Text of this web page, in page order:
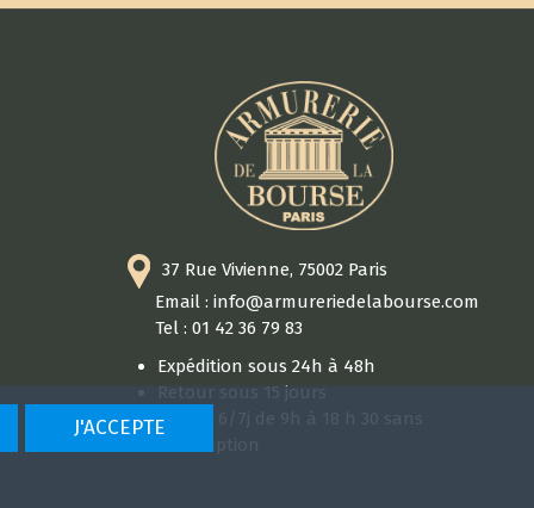
37 Rue Vivienne, 75002 Paris
Email : info@armureriedelabourse.com
Tel : 01 42 36 79 83
Expédition sous 24h à 48h
Retour sous 15 jours
Ouvert 6/7j de 9h à 18 h 30 sans
J'ACCEPTE